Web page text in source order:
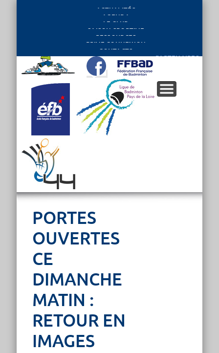
ACTUALITÉS
AGENDA
LE CLUB
SAISON SPORTIVE
RESSOURCES
PRIVE CONNEXION
CONTACTS
PARTENAIRES
PORTES
OUVERTES
CE
DIMANCHE
MATIN :
RETOUR EN
IMAGES